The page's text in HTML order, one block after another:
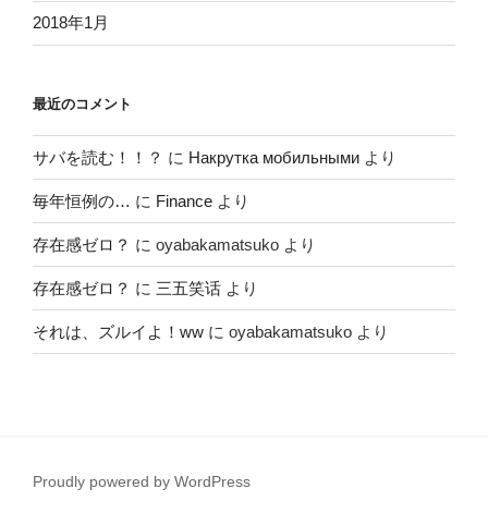
2018年1月
最近のコメント
サバを読む！！？ に Накрутка мобильными より
毎年恒例の… に Finance より
存在感ゼロ？ に oyabakamatsuko より
存在感ゼロ？ に 三五笑话 より
それは、ズルイよ！ww に oyabakamatsuko より
Proudly powered by WordPress